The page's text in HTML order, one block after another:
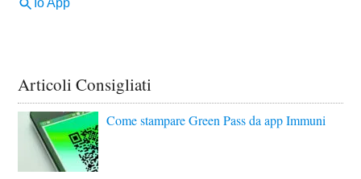
Articoli Consigliati
Come stampare Green Pass da app Immuni